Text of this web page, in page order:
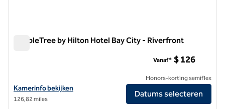
DoubleTree by Hilton Hotel Bay City - Riverfront
Bekijk hoteldetails voor DoubleTree by Hilton Hotel Bay City -
Kamerinfo bekijken
126,82 miles
Vanaf* $ 126
Honors-korting semiflex
Datums selecteren